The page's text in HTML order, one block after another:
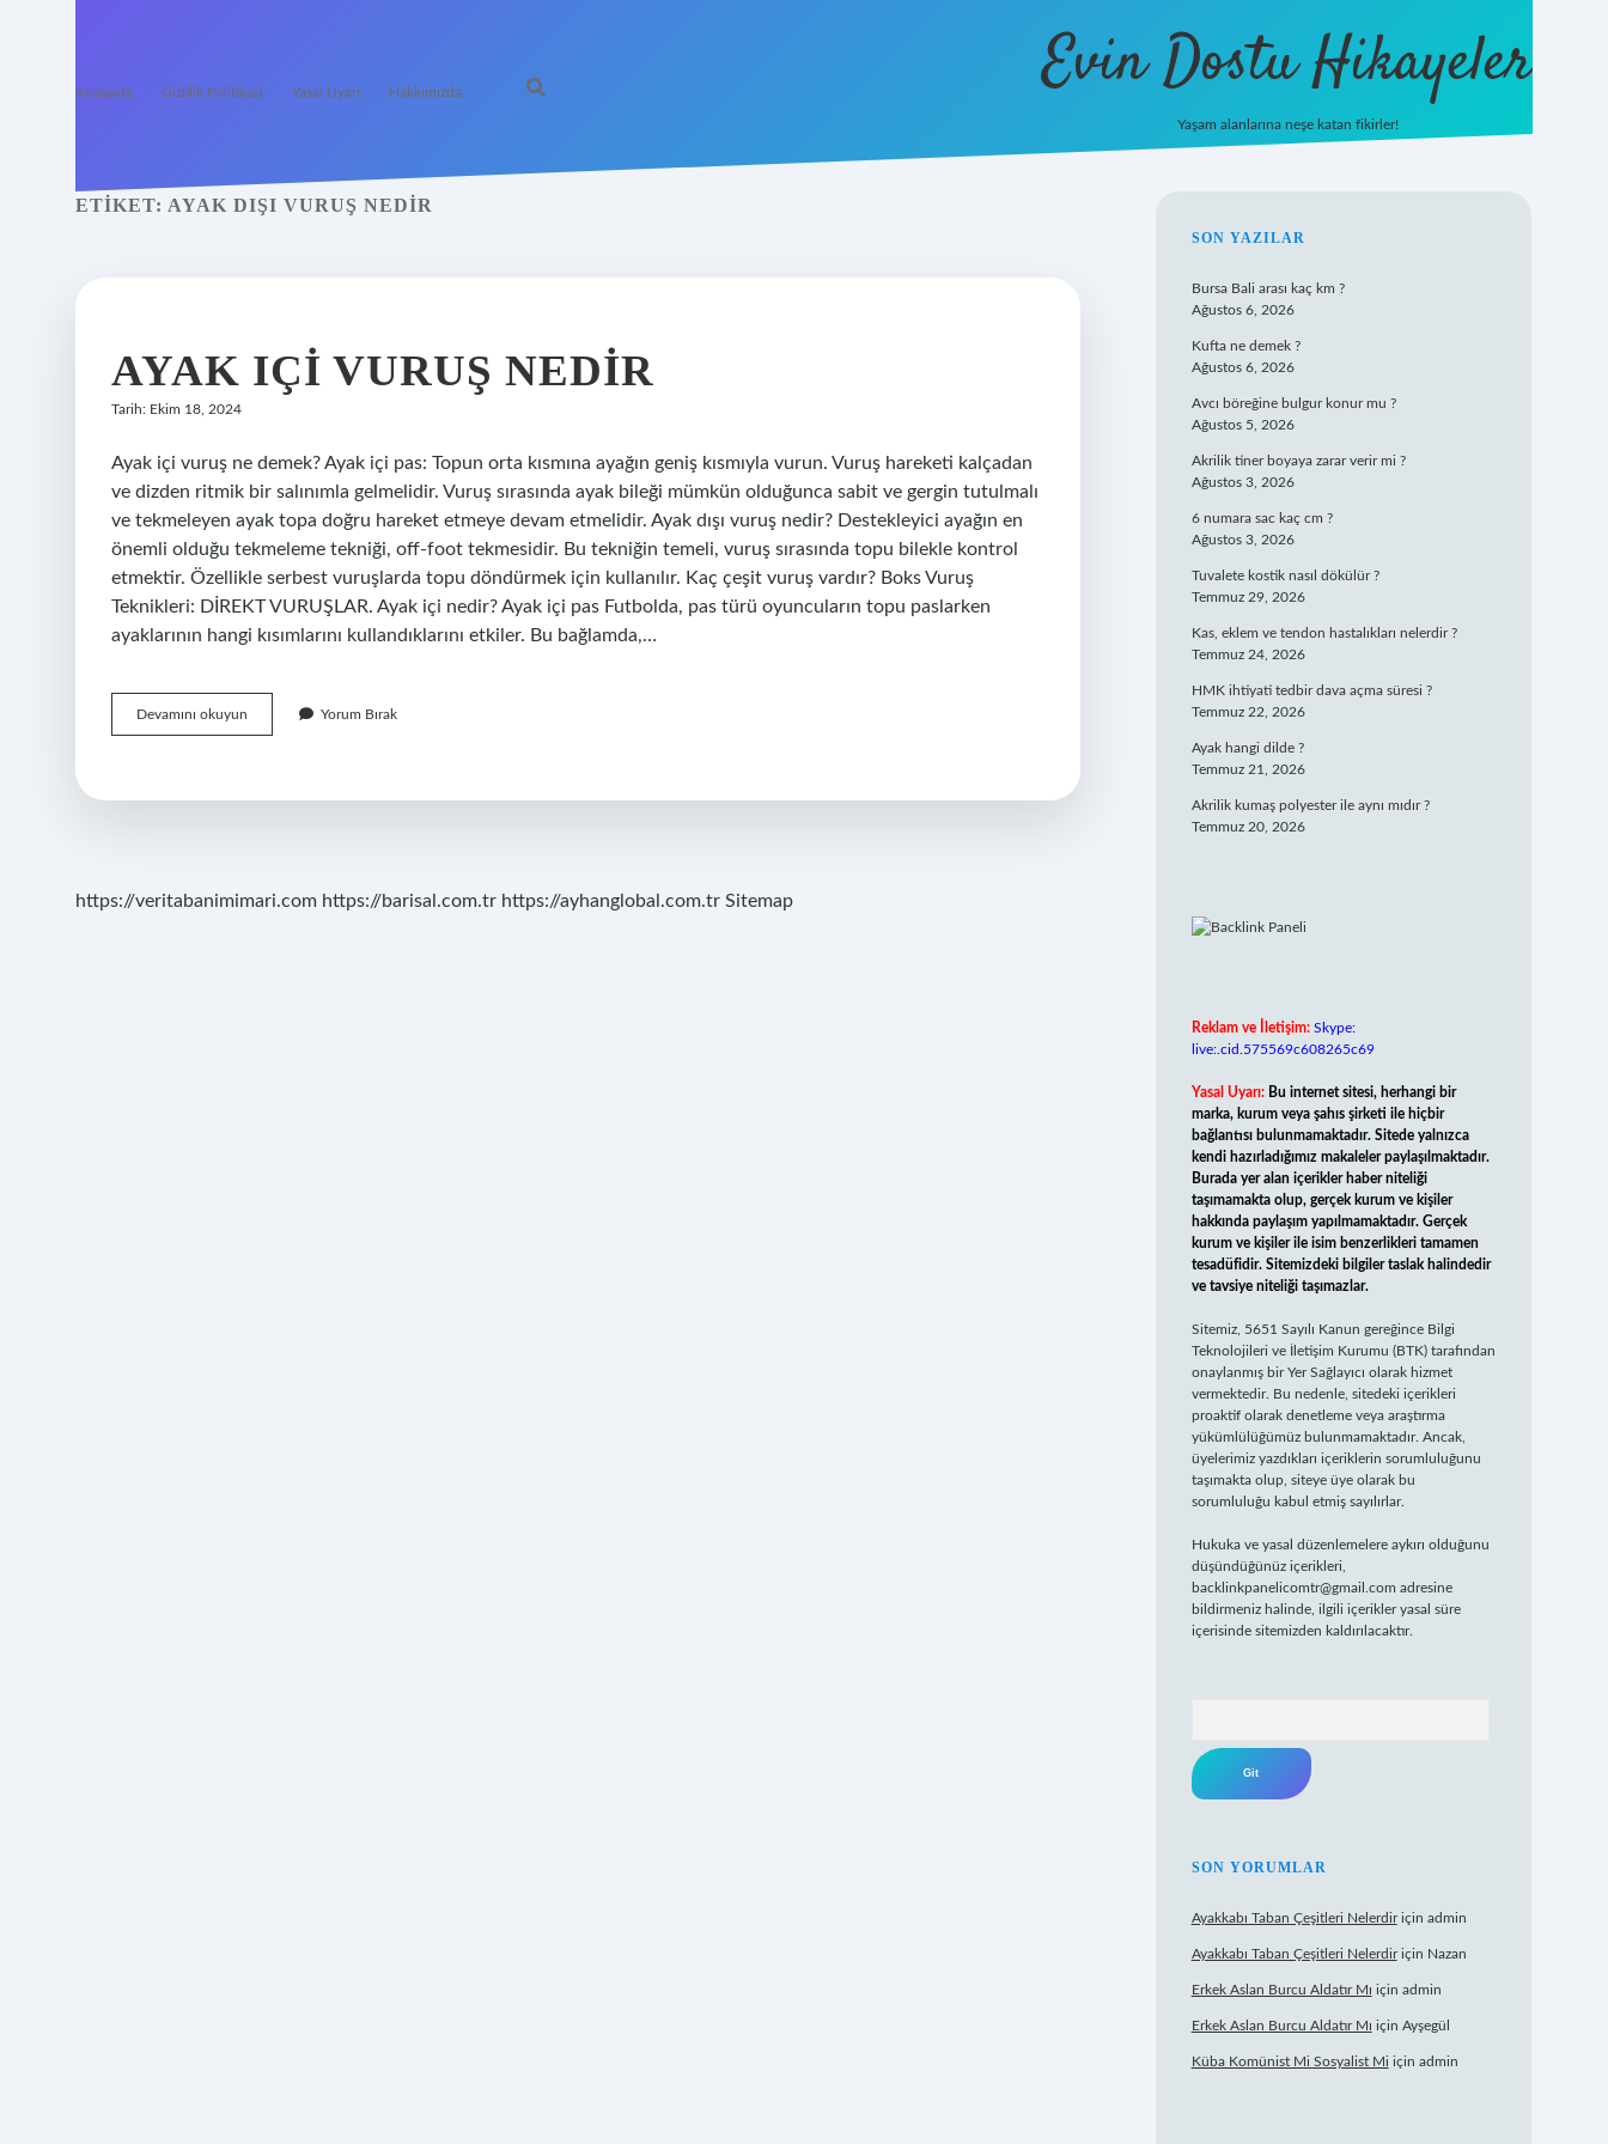
Anasayfa Gizlilik Politikası Yasal Uyarı Hakkımızda Evin Dostu Hikayeler
Yaşam alanlarına neşe katan fikirler!
ETIKET: AYAK DIŞI VURUŞ NEDIR
AYAK IÇI VURUŞ NEDIR
Tarih: Ekim 18, 2024
Ayak içi vuruş ne demek? Ayak içi pas: Topun orta kısmına ayağın geniş kısmıyla vurun. Vuruş hareketi kalçadan
ve dizden ritmik bir salınımla gelmelidir. Vuruş sırasında ayak bileği mümkün olduğunca sabit ve gergin tutulmalı
ve tekmeleyen ayak topa doğru hareket etmeye devam etmelidir. Ayak dışı vuruş nedir? Destekleyici ayağın en
önemli olduğu tekmeleme tekniği, off-foot tekmesidir. Bu tekniğin temeli, vuruş sırasında topu bilekle kontrol
etmektir. Özellikle serbest vuruşlarda topu döndürmek için kullanılır. Kaç çeşit vuruş vardır? Boks Vuruş
Teknikleri: DİREKT VURUŞLAR. Ayak içi nedir? Ayak içi pas Futbolda, pas türü oyuncuların topu paslarken
ayaklarının hangi kısımlarını kullandıklarını etkiler. Bu bağlamda,…
Devamını okuyun
Içi
Yorum Bırak
https://veritabanimimari.com https://barisal.com.tr https://ayhanglobal.com.tr Sitemap
SIDEBAR
SON YAZILAR
Bursa Bali arası kaç km ?
Ağustos 6, 2026
Kufta ne demek ?
Ağustos 6, 2026
Avcı böreğine bulgur konur mu ?
Ağustos 5, 2026
Akrilik tiner boyaya zarar verir mi ?
Ağustos 3, 2026
6 numara sac kaç cm ?
Ağustos 3, 2026
Tuvalete kostik nasıl dökülür ?
Temmuz 29, 2026
Kas, eklem ve tendon hastalıkları nelerdir ?
Temmuz 24, 2026
HMK ihtiyati tedbir dava açma süresi ?
Temmuz 22, 2026
Ayak hangi dilde ?
Temmuz 21, 2026
Akrilik kumaş polyester ile aynı mıdır ?
Temmuz 20, 2026
Reklam ve İletişim: Skype:
live:.cid.575569c608265c69
Yasal Uyarı: Bu internet sitesi, herhangi bir
marka, kurum veya şahıs şirketi ile hiçbir
bağlantısı bulunmamaktadır. Sitede yalnızca
kendi hazırladığımız makaleler paylaşılmaktadır.
Burada yer alan içerikler haber niteliği
taşımamakta olup, gerçek kurum ve kişiler
hakkında paylaşım yapılmamaktadır. Gerçek
kurum ve kişiler ile isim benzerlikleri tamamen
tesadüfidir. Sitemizdeki bilgiler taslak halindedir
ve tavsiye niteliği taşımazlar.
Sitemiz, 5651 Sayılı Kanun gereğince Bilgi
Teknolojileri ve İletişim Kurumu (BTK) tarafından
onaylanmış bir Yer Sağlayıcı olarak hizmet
vermektedir. Bu nedenle, sitedeki içerikleri
proaktif olarak denetleme veya araştırma
yükümlülüğümüz bulunmamaktadır. Ancak,
üyelerimiz yazdıkları içeriklerin sorumluluğunu
taşımakta olup, siteye üye olarak bu
sorumluluğu kabul etmiş sayılırlar.
Hukuka ve yasal düzenlemelere aykırı olduğunu
düşündüğünüz içerikleri,
backlinkpanelicomtr@gmail.com adresine
bildirmeniz halinde, ilgili içerikler yasal süre
içerisinde sitemizden kaldırılacaktır.
SON YORUMLAR
Ayakkabı Taban Çeşitleri Nelerdiriçin admin
Ayakkabı Taban Çeşitleri Nelerdiriçin Nazan
Erkek Aslan Burcu Aldatır Mı için admin
Erkek Aslan Burcu Aldatır Mı için Ayşegül
Küba Komünist Mi Sosyalist Mi için admin